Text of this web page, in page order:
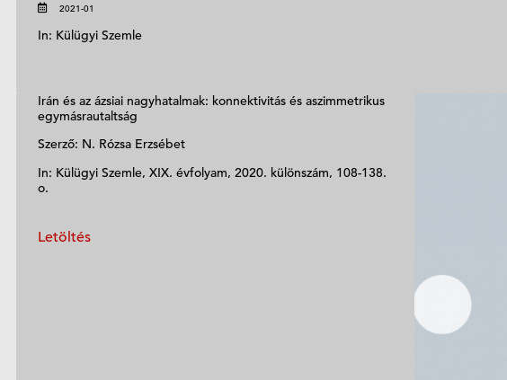
2021-01
In: Külügyi Szemle
Irán és az ázsiai nagyhatalmak: konnektivitás és aszimmetrikus
egymásrautaltság
Szerző: N. Rózsa Erzsébet
In: Külügyi Szemle, XIX. évfolyam, 2020. különszám, 108-138.
o.
Letöltés